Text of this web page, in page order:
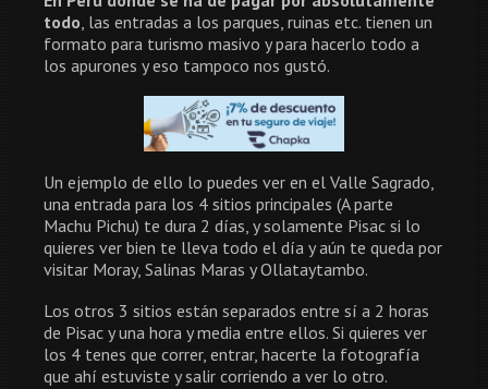
todo, las entradas a los parques, ruinas etc. tienen un
formato para turismo masivo y para hacerlo todo a
los apurones y eso tampoco nos gustó.
Un ejemplo de ello lo puedes ver en el Valle Sagrado,
una entrada para los 4 sitios principales (A parte
Machu Pichu) te dura 2 días, y solamente Pisac si lo
quieres ver bien te lleva todo el día y aún te queda por
visitar Moray, Salinas Maras y Ollataytambo.
Los otros 3 sitios están separados entre sí a 2 horas
de Pisac y una hora y media entre ellos. Si quieres ver
los 4 tenes que correr, entrar, hacerte la fotografía
que ahí estuviste y salir corriendo a ver lo otro.